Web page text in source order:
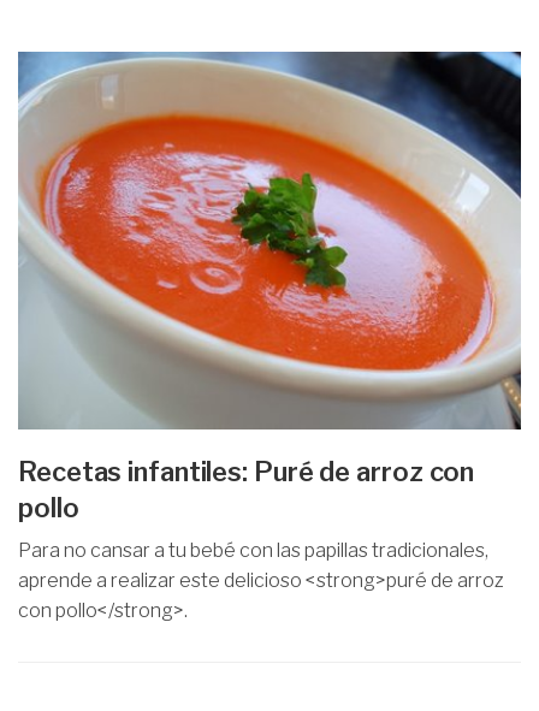
Recetas infantiles: Puré de arroz con
pollo
Para no cansar a tu bebé con las papillas tradicionales,
aprende a realizar este delicioso <strong>puré de arroz
con pollo</strong>.